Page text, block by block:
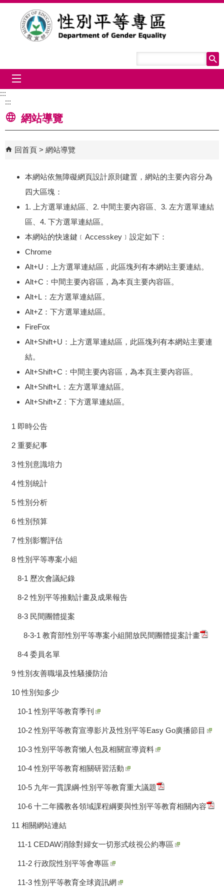
跳到主要內容區塊
:::
:::
網站導覽
回首頁 網站導覽
本網站依無障礙網頁設計原則建置，網站的主要內容分為
四大區塊：
1. 上方選單連結區、2. 中間主要內容區、3. 左方選單連結
區、4. 下方選單連結區。
本網站的快速鍵﹝Accesskey﹞設定如下：
Chrome
Alt+U：上方選單連結區，此區塊列有本網站主要連結。
Alt+C：中間主要內容區，為本頁主要內容區。
Alt+L：左方選單連結區。
Alt+Z：下方選單連結區。
FireFox
Alt+Shift+U：上方選單連結區，此區塊列有本網站主要連
結。
Alt+Shift+C：中間主要內容區，為本頁主要內容區。
Alt+Shift+L：左方選單連結區。
Alt+Shift+Z：下方選單連結區。
1 即時公告
2 重要紀事
3 性別意識培力
4 性別統計
5 性別分析
6 性別預算
7 性別影響評估
8 性別平等專案小組
8-1 歷次會議紀錄
8-2 性別平等推動計畫及成果報告
8-3 民間團體提案
8-3-1 教育部性別平等專案小組開放民間團體提案計畫
8-4 委員名單
9 性別友善職場及性騷擾防治
10 性別知多少
10-1 性別平等教育季刊
10-2 性別平等教育宣導影片及性別平等Easy Go廣播節目
10-3 性別平等教育懶人包及相關宣導資料
10-4 性別平等教育相關研習活動
10-5 九年一貫課綱-性別平等教育重大議題
10-6 十二年國教各領域課程綱要與性別平等教育相關內容
11 相關網站連結
11-1 CEDAW消除對婦女一切形式歧視公約專區
11-2 行政院性別平等會專區
11-3 性別平等教育全球資訊網